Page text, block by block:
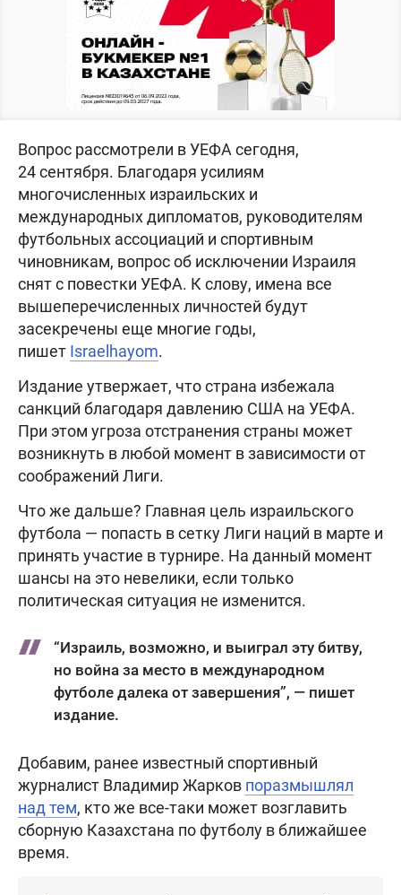
Вопрос рассмотрели в УЕФА сегодня,
24 сентября. Благодаря усилиям
многочисленных израильских и
международных дипломатов, руководителям
футбольных ассоциаций и спортивным
чиновникам, вопрос об исключении Израиля
снят с повестки УЕФА. К слову, имена все
вышеперечисленных личностей будут
засекречены еще многие годы,
пишет Israelhayom.
Издание утвержает, что страна избежала
санкций благодаря давлению США на УЕФА.
При этом угроза отстранения страны может
возникнуть в любой момент в зависимости от
соображений Лиги.
Что же дальше? Главная цель израильского
футбола — попасть в сетку Лиги наций в марте и
принять участие в турнире. На данный момент
шансы на это невелики, если только
политическая ситуация не изменится.
“Израиль, возможно, и выиграл эту битву,
но война за место в международном
футболе далека от завершения”, — пишет
издание.
Добавим, ранее известный спортивный
журналист Владимир Жарков поразмышлял
над тем, кто же все-таки может возглавить
сборную Казахстана по футболу в ближайшее
время.